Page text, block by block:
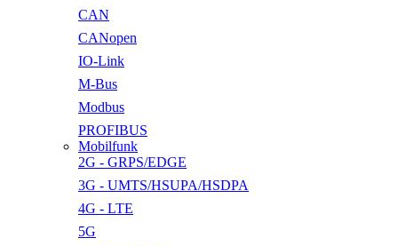
CAN
CANopen
IO-Link
M-Bus
Modbus
PROFIBUS
Mobilfunk
2G - GRPS/EDGE
3G - UMTS/HSUPA/HSDPA
4G - LTE
5G